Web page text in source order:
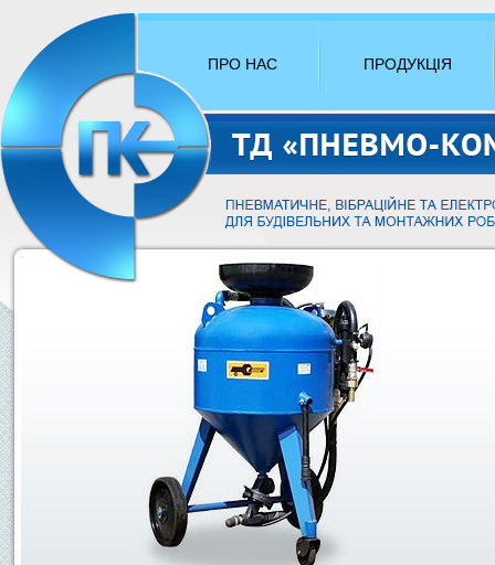
ПРО НАС ПРОДУКЦІЯ